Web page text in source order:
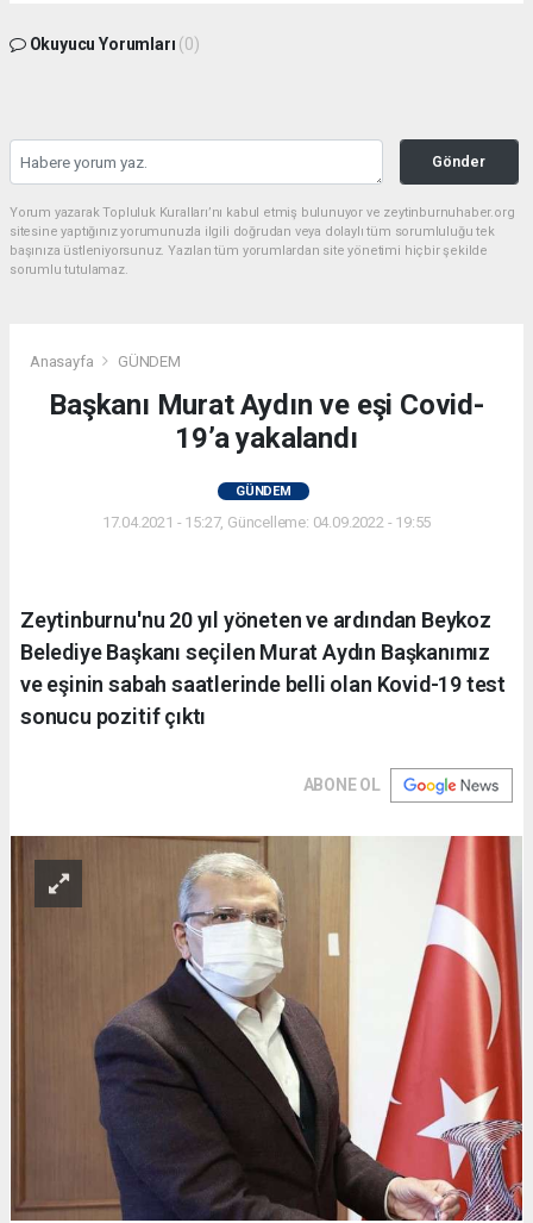
Okuyucu Yorumları (0)
Gönder
Yorum yazarak Topluluk Kuralları’nı kabul etmiş bulunuyor ve zeytinburnuhaber.org
sitesine yaptığınız yorumunuzla ilgili doğrudan veya dolaylı tüm sorumluluğu tek
başınıza üstleniyorsunuz. Yazılan tüm yorumlardan site yönetimi hiçbir şekilde
sorumlu tutulamaz.
Anasayfa GÜNDEM
Başkanı Murat Aydın ve eşi Covid-
19’a yakalandı
GÜNDEM
17.04.2021 - 15:27, Güncelleme: 04.09.2022 - 19:55
Zeytinburnu'nu 20 yıl yöneten ve ardından Beykoz
Belediye Başkanı seçilen Murat Aydın Başkanımız
ve eşinin sabah saatlerinde belli olan Kovid-19 test
sonucu pozitif çıktı
ABONE OL